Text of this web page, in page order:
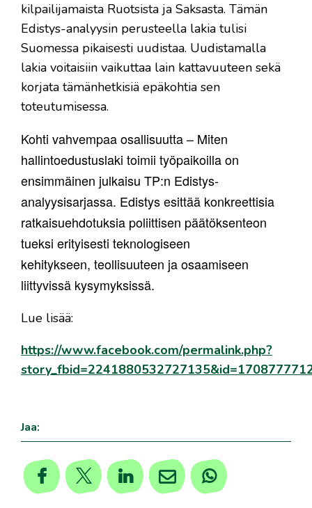
kilpailijamaista Ruotsista ja Saksasta. Tämän
Edistys-analyysin perusteella lakia tulisi
Suomessa pikaisesti uudistaa. Uudistamalla
lakia voitaisiin vaikuttaa lain kattavuuteen sekä
korjata tämänhetkisiä epäkohtia sen
toteutumisessa.
Kohti vahvempaa osallisuutta – Miten
hallintoedustuslaki toimii työpaikoilla on
ensimmäinen julkaisu TP:n Edistys-
analyysisarjassa. Edistys esittää konkreettisia
ratkaisuehdotuksia poliittisen päätöksenteon
tueksi erityisesti teknologiseen
kehitykseen, teollisuuteen ja osaamiseen
liittyvissä kysymyksissä.
Lue lisää:
https://www.facebook.com/permalink.php?
Jaa: